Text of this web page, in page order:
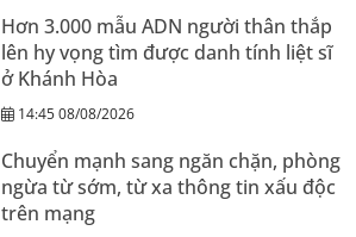
Hơn 3.000 mẫu ADN người thân thắp
lên hy vọng tìm được danh tính liệt sĩ
ở Khánh Hòa
14:45 08/08/2026
Chuyển mạnh sang ngăn chặn, phòng
ngừa từ sớm, từ xa thông tin xấu độc
trên mạng